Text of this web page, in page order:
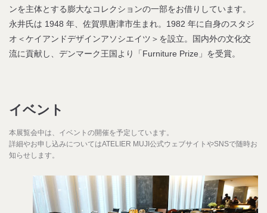
ンを主体とする膨大なコレクションの一部をお借りしています。
永井氏は 1948 年、佐賀県唐津市生まれ。1982 年に自身のスタジ
オ＜ケイアンドデザインアソシエイツ＞を設立。国内外の文化交
流に貢献し、デンマーク王国より「Furniture Prize」を受賞。
イベント
本展覧会中は、イベントの開催を予定しています。
詳細やお申し込みについてはATELIER MUJI公式ウェブサイトやSNSで随時お
知らせします。